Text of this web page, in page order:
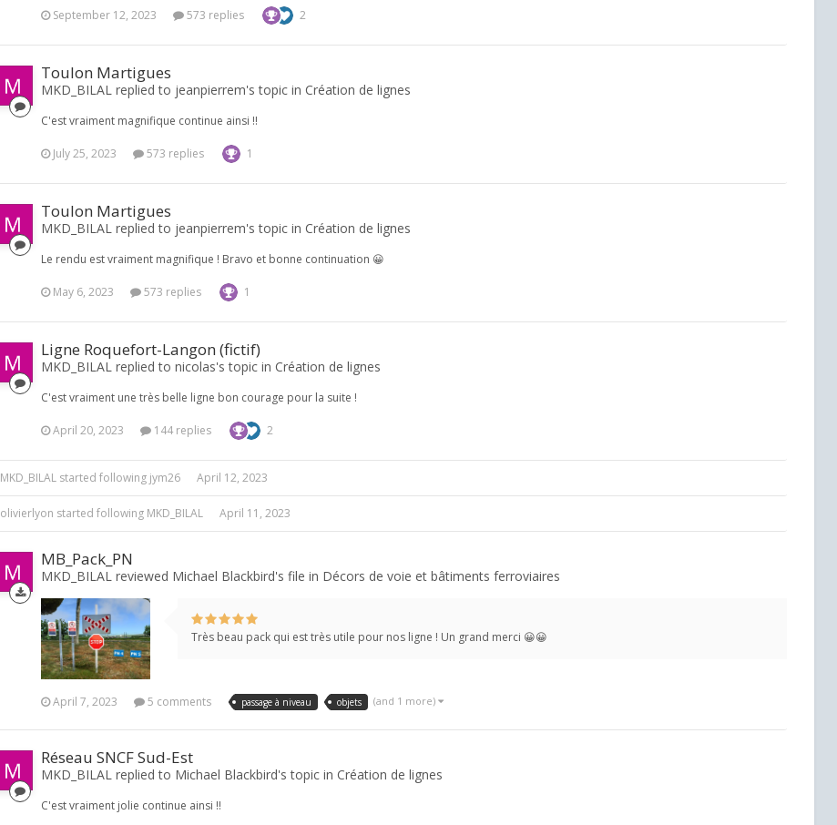
September 12, 2023 573 replies 2
Toulon Martigues
MKD_BILAL replied to jeanpierrem's topic in Création de lignes
C'est vraiment magnifique continue ainsi !!
July 25, 2023 573 replies 1
Toulon Martigues
MKD_BILAL replied to jeanpierrem's topic in Création de lignes
Le rendu est vraiment magnifique ! Bravo et bonne continuation 😀
May 6, 2023 573 replies 1
Ligne Roquefort-Langon (fictif)
MKD_BILAL replied to nicolas's topic in Création de lignes
C'est vraiment une très belle ligne bon courage pour la suite !
April 20, 2023 144 replies 2
MKD_BILAL started following jym26 April 12, 2023
olivierlyon started following MKD_BILAL April 11, 2023
MB_Pack_PN
MKD_BILAL reviewed Michael Blackbird's file in Décors de voie et bâtiments ferroviaires
Très beau pack qui est très utile pour nos ligne ! Un grand merci 😀😀
April 7, 2023 5 comments passage à niveau objets (and 1 more)
Réseau SNCF Sud-Est
MKD_BILAL replied to Michael Blackbird's topic in Création de lignes
C'est vraiment jolie continue ainsi !!